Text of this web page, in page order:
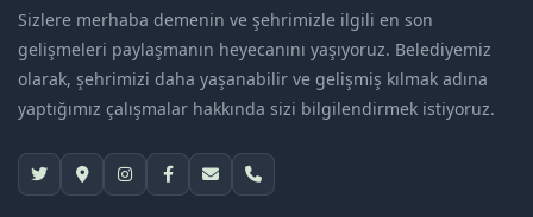
Sizlere merhaba demenin ve şehrimizle ilgili en son
gelişmeleri paylaşmanın heyecanını yaşıyoruz. Belediyemiz
olarak, şehrimizi daha yaşanabilir ve gelişmiş kılmak adına
yaptığımız çalışmalar hakkında sizi bilgilendirmek istiyoruz.